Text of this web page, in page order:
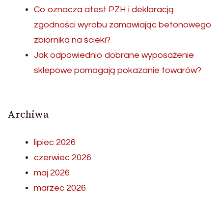
Co oznacza atest PZH i deklaracją
zgodności wyrobu zamawiając betonowego
zbiornika na ścieki?
Jak odpowiednio dobrane wyposażenie
sklepowe pomagają pokazanie towarów?
Archiwa
lipiec 2026
czerwiec 2026
maj 2026
marzec 2026